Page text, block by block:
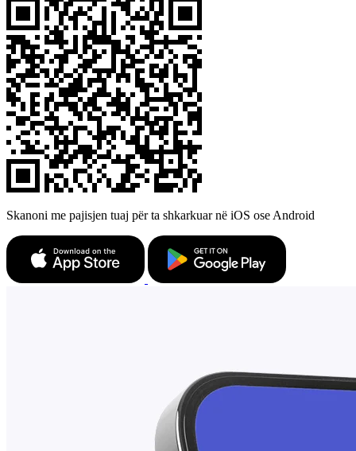
Skanoni me pajisjen tuaj për ta shkarkuar në iOS ose Android